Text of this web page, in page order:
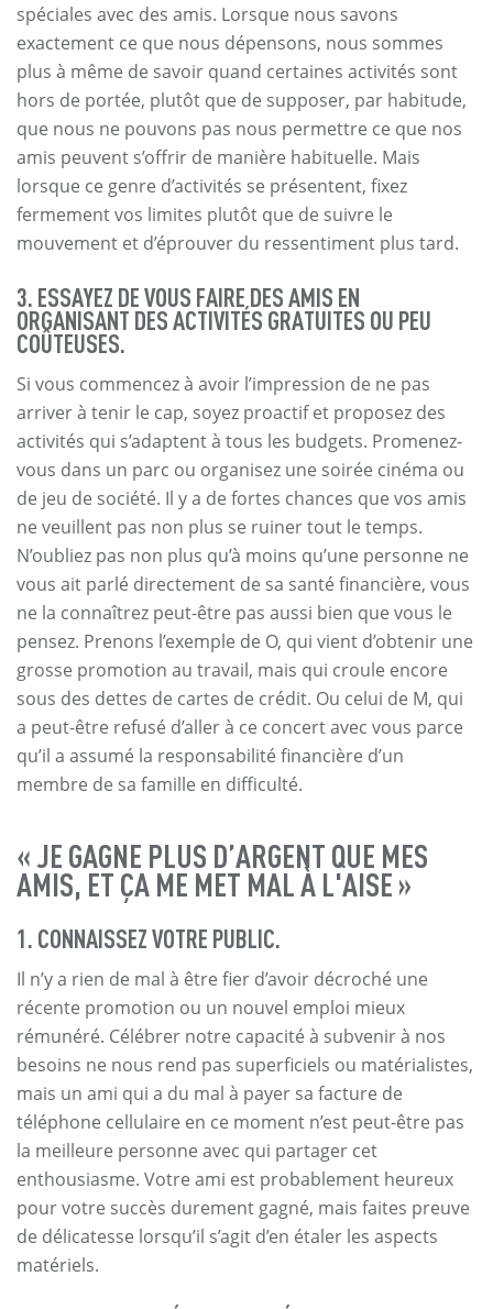
spéciales avec des amis. Lorsque nous savons
exactement ce que nous dépensons, nous sommes
plus à même de savoir quand certaines activités sont
hors de portée, plutôt que de supposer, par habitude,
que nous ne pouvons pas nous permettre ce que nos
amis peuvent s’offrir de manière habituelle. Mais
lorsque ce genre d’activités se présentent, fixez
fermement vos limites plutôt que de suivre le
mouvement et d’éprouver du ressentiment plus tard.
3. ESSAYEZ DE VOUS FAIRE DES AMIS EN
ORGANISANT DES ACTIVITÉS GRATUITES OU PEU
COÛTEUSES.
Si vous commencez à avoir l’impression de ne pas
arriver à tenir le cap, soyez proactif et proposez des
activités qui s’adaptent à tous les budgets. Promenez-
vous dans un parc ou organisez une soirée cinéma ou
de jeu de société. Il y a de fortes chances que vos amis
ne veuillent pas non plus se ruiner tout le temps.
N’oubliez pas non plus qu’à moins qu’une personne ne
vous ait parlé directement de sa santé financière, vous
ne la connaîtrez peut-être pas aussi bien que vous le
pensez. Prenons l’exemple de O, qui vient d’obtenir une
grosse promotion au travail, mais qui croule encore
sous des dettes de cartes de crédit. Ou celui de M, qui
a peut-être refusé d’aller à ce concert avec vous parce
qu’il a assumé la responsabilité financière d’un
membre de sa famille en difficulté.
« JE GAGNE PLUS D’ARGENT QUE MES
AMIS, ET ÇA ME MET MAL À L'AISE »
1. CONNAISSEZ VOTRE PUBLIC.
Il n’y a rien de mal à être fier d’avoir décroché une
récente promotion ou un nouvel emploi mieux
rémunéré. Célébrer notre capacité à subvenir à nos
besoins ne nous rend pas superficiels ou matérialistes,
mais un ami qui a du mal à payer sa facture de
téléphone cellulaire en ce moment n’est peut-être pas
la meilleure personne avec qui partager cet
enthousiasme. Votre ami est probablement heureux
pour votre succès durement gagné, mais faites preuve
de délicatesse lorsqu’il s’agit d’en étaler les aspects
matériels.